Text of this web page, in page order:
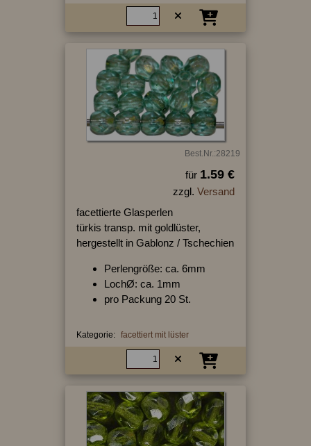
Best.Nr.:28219
für 1.59 €
zzgl. Versand
facettierte Glasperlen
türkis transp. mit goldlüster,
hergestellt in Gablonz / Tschechien
Perlengröße: ca. 6mm
LochØ: ca. 1mm
pro Packung 20 St.
Kategorie: facettiert mit lüster